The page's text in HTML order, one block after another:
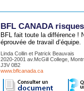
BFL CANADA
BFL fait toute la différence !
éprouvée de travail d’équipe.
Linda Collin et Patrick Beauvais
2020-2001 av.McGill College,
J3V 0B2
www.bflcanada.ca